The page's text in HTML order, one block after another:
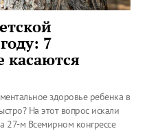
7
касаются
здоровье ребенка в
На этот вопрос искали
27-м Всемирном конгрессе